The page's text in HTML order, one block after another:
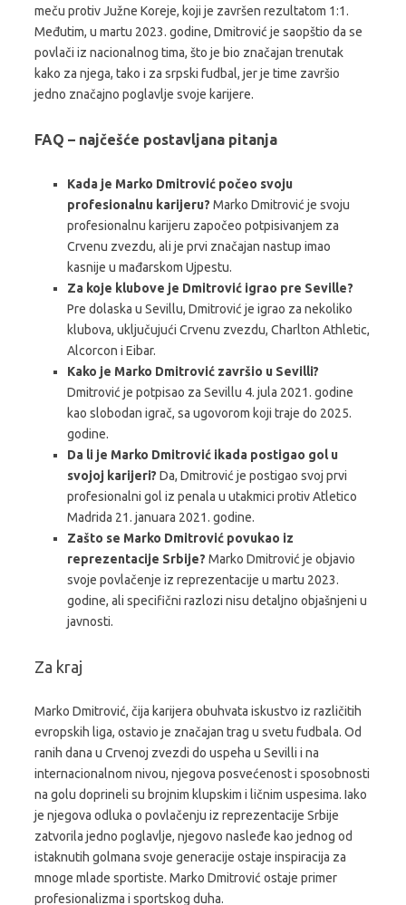
meču protiv Južne Koreje, koji je završen rezultatom 1:1.
Međutim, u martu 2023. godine, Dmitrović je saopštio da se
povlači iz nacionalnog tima, što je bio značajan trenutak
kako za njega, tako i za srpski fudbal, jer je time završio
jedno značajno poglavlje svoje karijere.
FAQ – najčešće postavljana pitanja
Kada je Marko Dmitrović počeo svoju
profesionalnu karijeru? Marko Dmitrović je svoju
profesionalnu karijeru započeo potpisivanjem za
Crvenu zvezdu, ali je prvi značajan nastup imao
kasnije u mađarskom Ujpestu.
Za koje klubove je Dmitrović igrao pre Seville?
Pre dolaska u Sevillu, Dmitrović je igrao za nekoliko
klubova, uključujući Crvenu zvezdu, Charlton Athletic,
Alcorcon i Eibar.
Kako je Marko Dmitrović završio u Sevilli?
Dmitrović je potpisao za Sevillu 4. jula 2021. godine
kao slobodan igrač, sa ugovorom koji traje do 2025.
godine.
Da li je Marko Dmitrović ikada postigao gol u
svojoj karijeri? Da, Dmitrović je postigao svoj prvi
profesionalni gol iz penala u utakmici protiv Atletico
Madrida 21. januara 2021. godine.
Zašto se Marko Dmitrović povukao iz
reprezentacije Srbije? Marko Dmitrović je objavio
svoje povlačenje iz reprezentacije u martu 2023.
godine, ali specifični razlozi nisu detaljno objašnjeni u
javnosti.
Za kraj
Marko Dmitrović, čija karijera obuhvata iskustvo iz različitih
evropskih liga, ostavio je značajan trag u svetu fudbala. Od
ranih dana u Crvenoj zvezdi do uspeha u Sevilli i na
internacionalnom nivou, njegova posvećenost i sposobnosti
na golu doprineli su brojnim klupskim i ličnim uspesima. Iako
je njegova odluka o povlačenju iz reprezentacije Srbije
zatvorila jedno poglavlje, njegovo nasleđe kao jednog od
istaknutih golmana svoje generacije ostaje inspiracija za
mnoge mlade sportiste. Marko Dmitrović ostaje primer
profesionalizma i sportskog duha.